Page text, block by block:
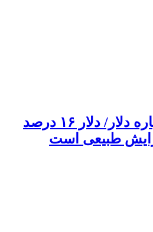
اظهارات همتی درباره دلار/ دلار ۱۶ درصد
طبیعی است